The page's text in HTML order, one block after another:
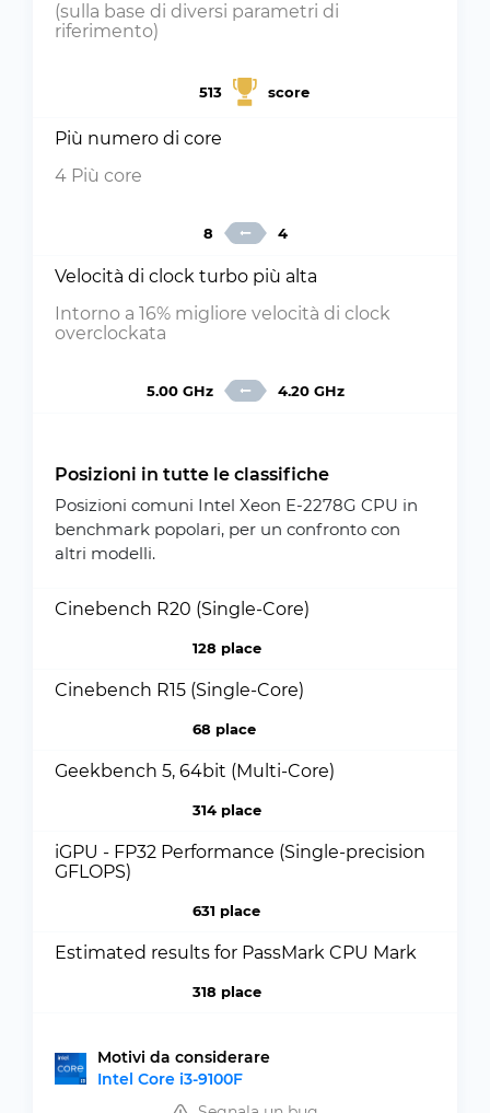
(sulla base di diversi parametri di
riferimento)
513 score
Più numero di core
4 Più core
8 4
Velocità di clock turbo più alta
Intorno a 16% migliore velocità di clock
overclockata
5.00 GHz 4.20 GHz
Posizioni in tutte le classifiche
Posizioni comuni Intel Xeon E-2278G CPU in
benchmark popolari, per un confronto con
altri modelli.
Cinebench R20 (Single-Core)
128 place
Cinebench R15 (Single-Core)
68 place
Geekbench 5, 64bit (Multi-Core)
314 place
iGPU - FP32 Performance (Single-precision
GFLOPS)
631 place
Estimated results for PassMark CPU Mark
318 place
Motivi da considerare
Intel Core i3-9100F